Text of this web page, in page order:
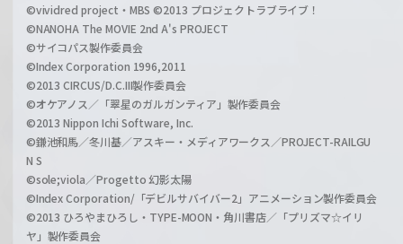
©vividred project・MBS ©2013 プロジェクトラブライブ！
©NANOHA The MOVIE 2nd A's PROJECT
©サイコパス製作委員会
©Index Corporation 1996,2011
©2013 CIRCUS/D.C.III製作委員会
©オケアノス／「翠星のガルガンティア」製作委員会
©2013 Nippon Ichi Software, Inc.
©鎌池和馬／冬川基／アスキー・メディアワークス／PROJECT-RAILGU
N S
©sole;viola／Progetto 幻影太陽
©Index Corporation/「デビルサバイバー2」アニメーション製作委員会
©2013 ひろやまひろし・TYPE-MOON・角川書店／「プリズマ☆イリ
ヤ」製作委員会